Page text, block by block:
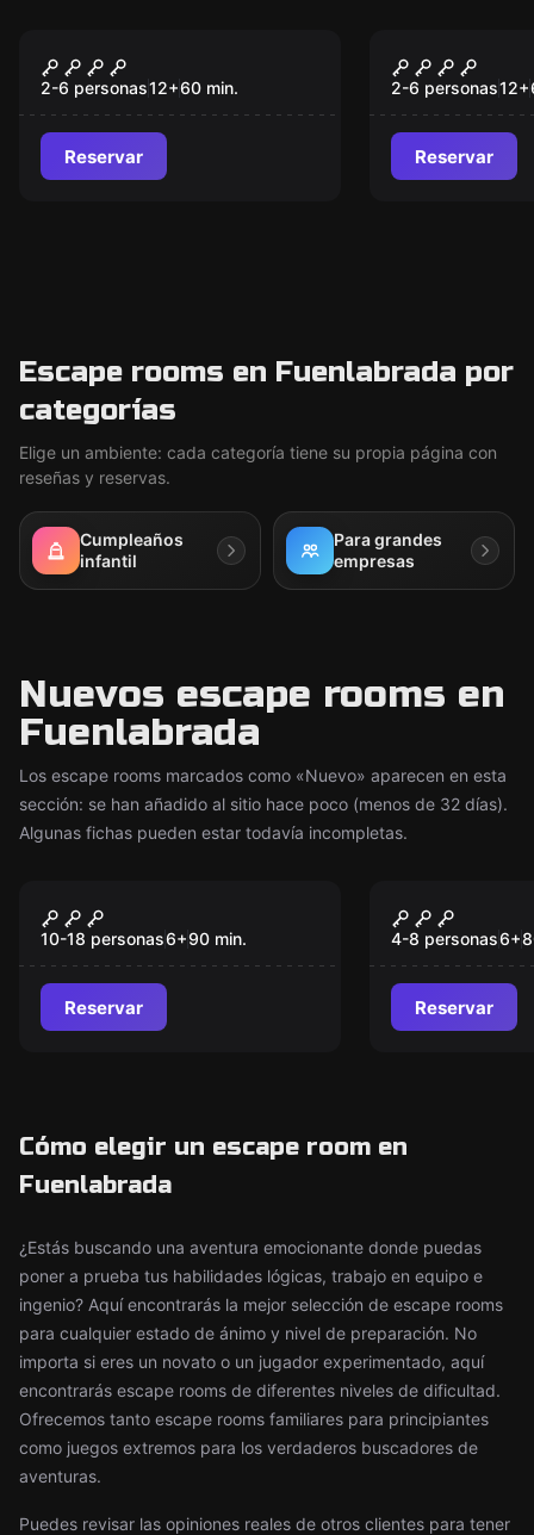
Nuevo
Budapest Express
2-6 personas12+60 min.
Reservar
Nuevo
Lost City
2-6 personas12+
Reservar
Escape rooms en Fuenlabrada por
categorías
Elige un ambiente: cada categoría tiene su propia página con
reseñas y reservas.
Cumpleaños
infantil
Para grandes
empresas
Nuevos escape rooms en
Fuenlabrada
Los escape rooms marcados como «Nuevo» aparecen en esta
sección: se han añadido al sitio hace poco (menos de 32 días).
Algunas fichas pueden estar todavía incompletas.
Nuevo
Cazaenigmas Desafío
(Grupos grandes)
10-18 personas6+90 min.
Reservar
Nuevo
extraña
4-8 personas6+
Reservar
Cómo elegir un escape room en
Fuenlabrada
¿Estás buscando una aventura emocionante donde puedas
poner a prueba tus habilidades lógicas, trabajo en equipo e
ingenio? Aquí encontrarás la mejor selección de escape rooms
para cualquier estado de ánimo y nivel de preparación. No
importa si eres un novato o un jugador experimentado, aquí
encontrarás escape rooms de diferentes niveles de dificultad.
Ofrecemos tanto escape rooms familiares para principiantes
como juegos extremos para los verdaderos buscadores de
aventuras.
Puedes revisar las opiniones reales de otros clientes para tener